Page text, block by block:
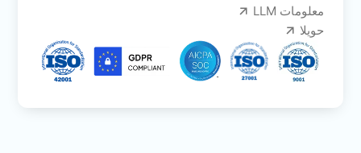
معلومات LLM
حويلا